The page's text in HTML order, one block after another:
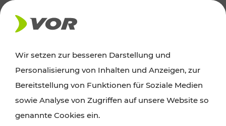
AKTUELLES
Ausflugstipps
Wien, Niederösterreich und das Burgenland
Wir setzen zur besseren Darstellung und
Personalisierung von Inhalten und Anzeigen, zur
Bereitstellung von Funktionen für Soziale Medien
sowie Analyse von Zugriffen auf unsere Website so
genannte Cookies ein.